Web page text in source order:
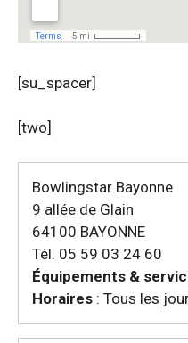
[su_spacer]
[two]
Bowlingstar Bayonne
9 allée de Glain
64100 BAYONNE
Tél. 05 59 03 24 60
Équipements &
Horaires : Tous les